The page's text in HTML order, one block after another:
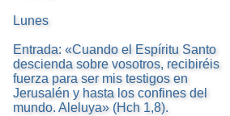
Lunes
Entrada: «Cuando el Espíritu Santo
descienda sobre vosotros, recibiréis
fuerza para ser mis testigos en
Jerusalén y hasta los confines del
mundo. Aleluya» (Hch 1,8).